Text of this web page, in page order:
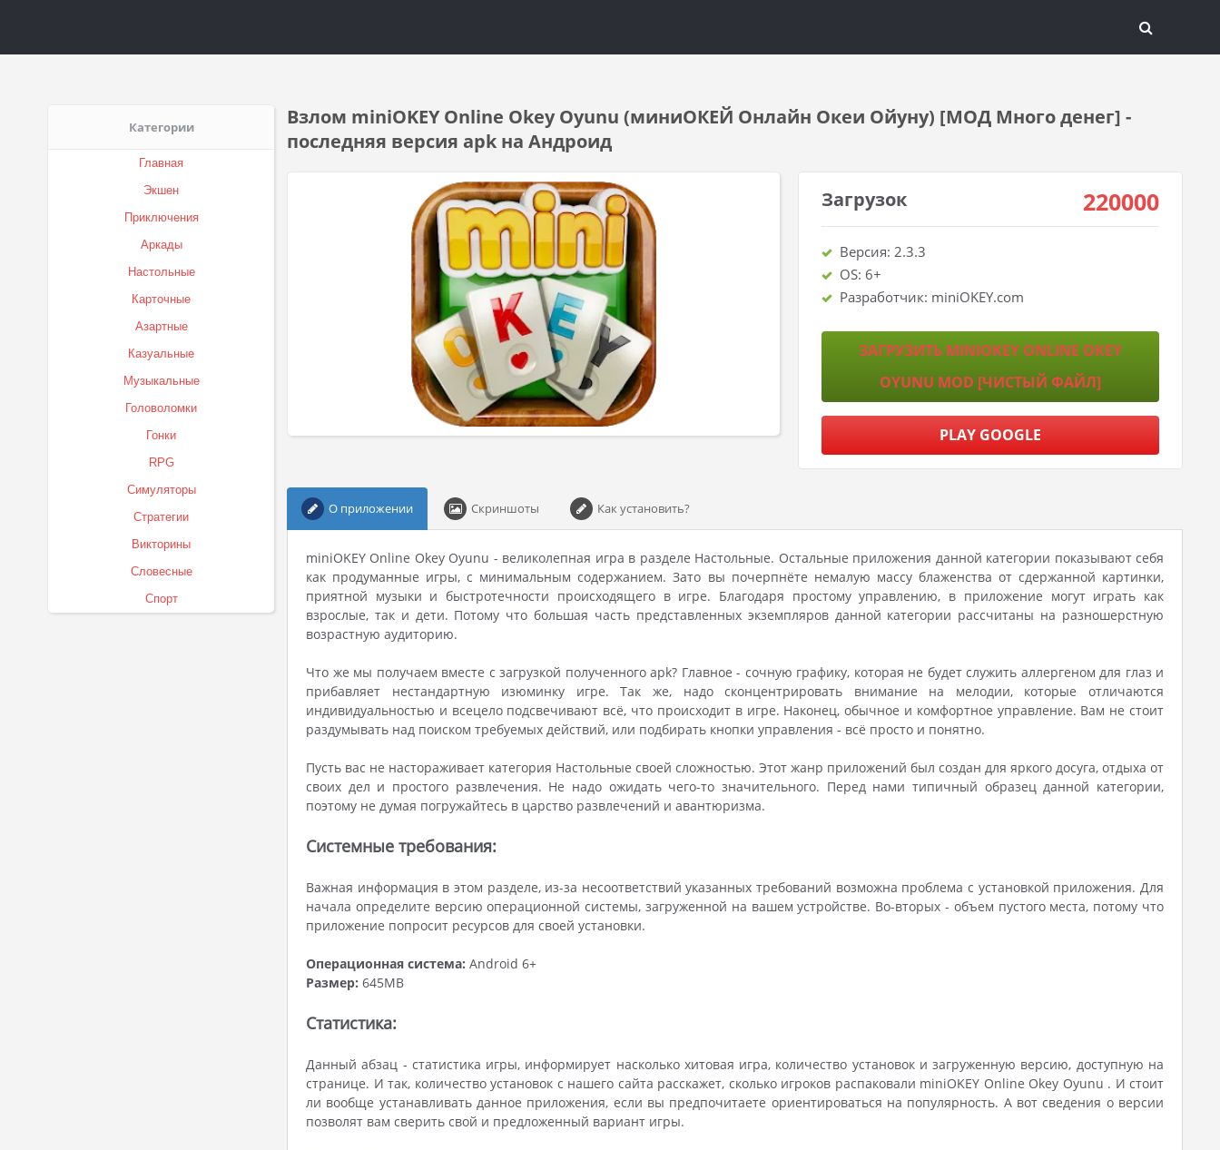
Категории
Главная
Экшен
Приключения
Аркады
Настольные
Карточные
Азартные
Казуальные
Музыкальные
Головоломки
Гонки
RPG
Симуляторы
Стратегии
Викторины
Словесные
Спорт
Взлом miniOKEY Online Okey Oyunu (миниОКЕЙ Онлайн Океи Ойуну) [МОД Много денег] -
последняя версия apk на Андроид
Загрузок 220000
Версия: 2.3.3
OS: 6+
Разработчик: miniOKEY.com
ЗАГРУЗИТЬ MINIOKEY ONLINE OKEY
OYUNU MOD [ЧИСТЫЙ ФАЙЛ]
PLAY GOOGLE
О приложении Скриншоты Как установить?
miniOKEY Online Okey Oyunu - великолепная игра в разделе Настольные. Остальные приложения данной категории показывают себя
как продуманные игры, с минимальным содержанием. Зато вы почерпнёте немалую массу блаженства от сдержанной картинки,
приятной музыки и быстротечности происходящего в игре. Благодаря простому управлению, в приложение могут играть как
взрослые, так и дети. Потому что большая часть представленных экземпляров данной категории рассчитаны на разношерстную
возрастную аудиторию.
Что же мы получаем вместе с загрузкой полученного apk? Главное - сочную графику, которая не будет служить аллергеном для глаз и
прибавляет нестандартную изюминку игре. Так же, надо сконцентрировать внимание на мелодии, которые отличаются
индивидуальностью и всецело подсвечивают всё, что происходит в игре. Наконец, обычное и комфортное управление. Вам не стоит
раздумывать над поиском требуемых действий, или подбирать кнопки управления - всё просто и понятно.
Пусть вас не настораживает категория Настольные своей сложностью. Этот жанр приложений был создан для яркого досуга, отдыха от
своих дел и простого развлечения. Не надо ожидать чего-то значительного. Перед нами типичный образец данной категории,
поэтому не думая погружайтесь в царство развлечений и авантюризма.
Системные требования:
Важная информация в этом разделе, из-за несоответствий указанных требований возможна проблема с установкой приложения. Для
начала определите версию операционной системы, загруженной на вашем устройстве. Во-вторых - объем пустого места, потому что
приложение попросит ресурсов для своей установки.
Операционная система: Android 6+
Размер: 645MB
Статистика:
Данный абзац - статистика игры, информирует насколько хитовая игра, количество установок и загруженную версию, доступную на
странице. И так, количество установок с нашего сайта расскажет, сколько игроков распаковали miniOKEY Online Okey Oyunu . И стоит
ли вообще устанавливать данное приложения, если вы предпочитаете ориентироваться на популярность. А вот сведения о версии
позволят вам сверить свой и предложенный вариант игры.